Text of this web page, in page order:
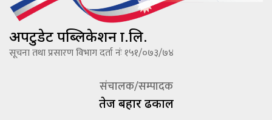
अपटुडेट पब्लिकेशन प्रा.लि.
सूचना तथा प्रसारण विभाग दर्ता नंः १५१/०७३/७४
संचालक/सम्पादक
तेज बहादूर ढकाल